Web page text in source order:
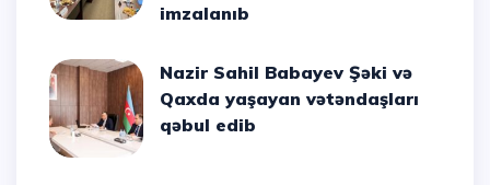
imzalanıb
Nazir Sahil Babayev Şəki və
Qaxda yaşayan vətəndaşları
qəbul edib